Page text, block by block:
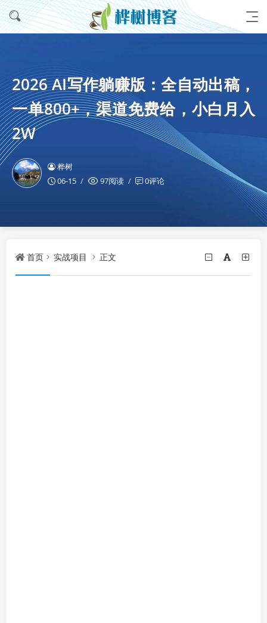
2026 AI写作躺赚版：全自动出稿，
一单800+，渠道免费给，小白月入
2W
桦树
06-15
97阅读 0评论
首页 实战项目 正文